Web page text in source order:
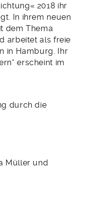
2018 ihr
In ihrem neuen
dem Thema
arbeitet als freie
in Hamburg. Ihr
erscheint im
durch die
Müller und